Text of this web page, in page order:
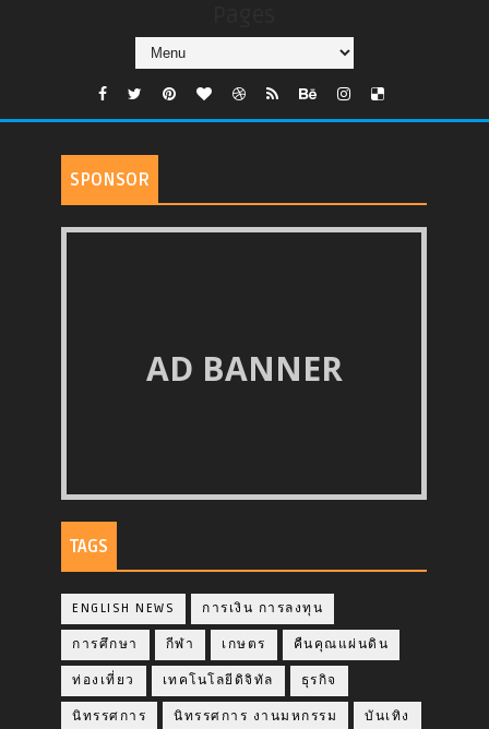
SPONSOR
AD BANNER
TAGS
ENGLISH NEWS การเงิน การลงทุน
การศึกษา กีฬา เกษตร คืนคุณแผ่นดิน
ท่องเที่ยว เทคโนโลยีดิจิทัล ธุรกิจ
นิทรรศการ นิทรรศการ งานมหกรรม บันเทิง